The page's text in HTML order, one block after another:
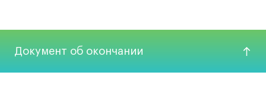
Документ об окончании